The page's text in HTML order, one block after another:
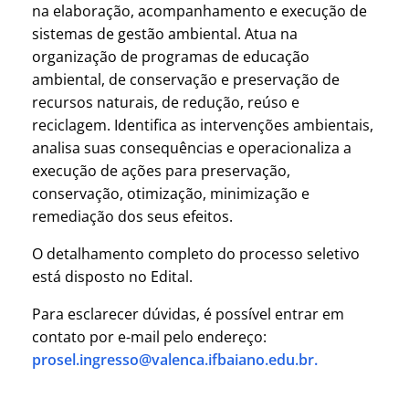
na elaboração, acompanhamento e execução de
sistemas de gestão ambiental. Atua na
organização de programas de educação
ambiental, de conservação e preservação de
recursos naturais, de redução, reúso e
reciclagem. Identifica as intervenções ambientais,
analisa suas consequências e operacionaliza a
execução de ações para preservação,
conservação, otimização, minimização e
remediação dos seus efeitos.
O detalhamento completo do processo seletivo
está disposto no Edital.
Para esclarecer dúvidas, é possível entrar em
contato por e-mail pelo endereço:
prosel.ingresso@valenca.ifbaiano.edu.br.